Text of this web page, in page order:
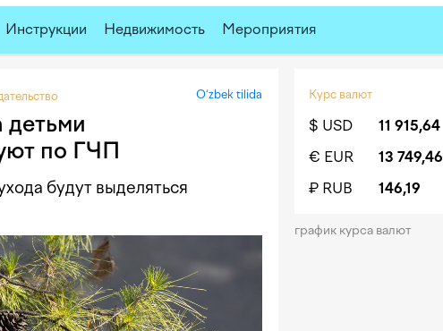
Инструкции Недвижимость Мероприятия
O‘zbek tilida
детьми
по ГЧП
будут выделяться
Курс валют
$ USD 11 915,64
€ EUR
13 749,46
₽ RUB
146,19
график курса валют